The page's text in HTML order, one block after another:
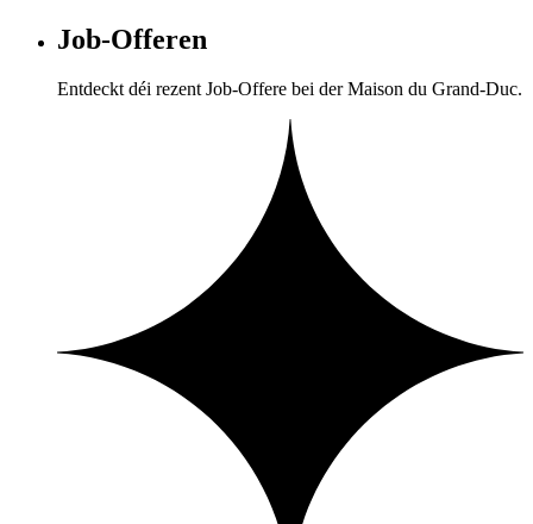
Job-Offeren
Entdeckt déi rezent Job-Offere bei der Maison du Grand-Duc.